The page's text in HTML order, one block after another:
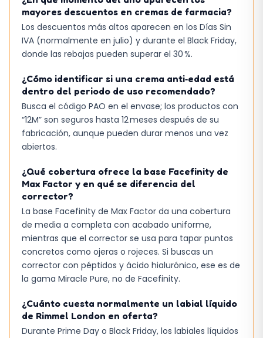
mayores descuentos en cremas de farmacia?
Los descuentos más altos aparecen en los Días Sin
IVA (normalmente en julio) y durante el Black Friday,
donde las rebajas pueden superar el 30 %.
¿Cómo identificar si una crema anti‑edad está
dentro del periodo de uso recomendado?
Busca el código PAO en el envase; los productos con
“12M” son seguros hasta 12 meses después de su
fabricación, aunque pueden durar menos una vez
abiertos.
¿Qué cobertura ofrece la base Facefinity de
Max Factor y en qué se diferencia del
corrector?
La base Facefinity de Max Factor da una cobertura
de media a completa con acabado uniforme,
mientras que el corrector se usa para tapar puntos
concretos como ojeras o rojeces. Si buscas un
corrector con péptidos y ácido hialurónico, ese es de
la gama Miracle Pure, no de Facefinity.
¿Cuánto cuesta normalmente un labial líquido
de Rimmel London en oferta?
Durante Prime Day o Black Friday, los labiales líquidos